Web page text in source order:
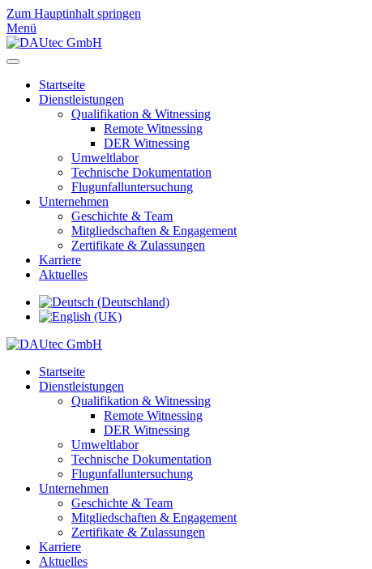
Zum Hauptinhalt springen
Menü
Startseite
Dienstleistungen
Qualifikation & Witnessing
Remote Witnessing
DER Witnessing
Umweltlabor
Technische Dokumentation
Flugunfalluntersuchung
Unternehmen
Geschichte & Team
Mitgliedschaften & Engagement
Zertifikate & Zulassungen
Karriere
Aktuelles
Startseite
Dienstleistungen
Qualifikation & Witnessing
Remote Witnessing
DER Witnessing
Umweltlabor
Technische Dokumentation
Flugunfalluntersuchung
Unternehmen
Geschichte & Team
Mitgliedschaften & Engagement
Zertifikate & Zulassungen
Karriere
Aktuelles